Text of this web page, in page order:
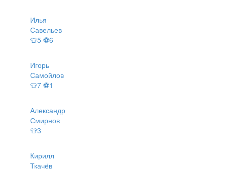
Илья
Савельев
👕5 ⚽6
Игорь
Самойлов
👕7 ⚽1
Александр
Смирнов
👕3
Кирилл
Ткачёв